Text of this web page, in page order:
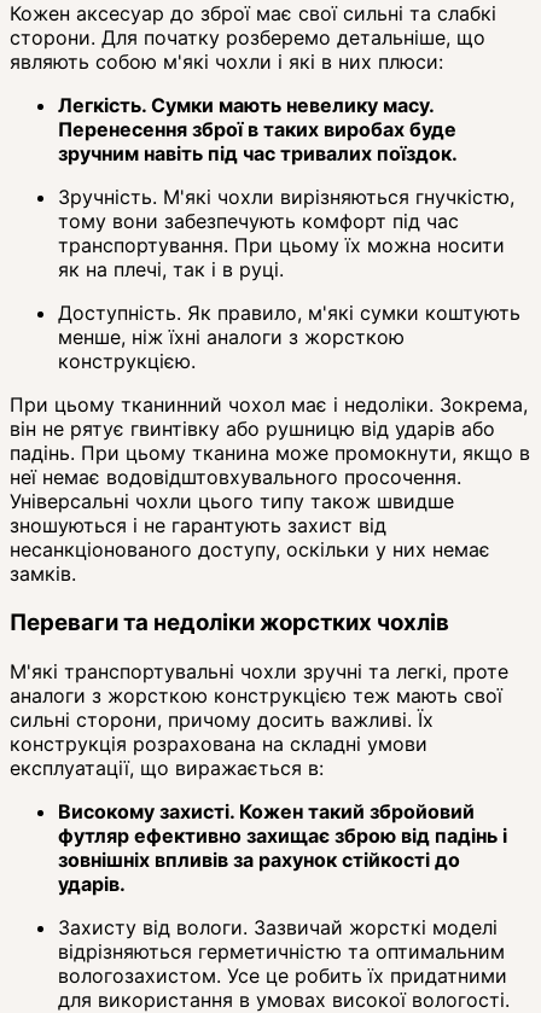
Кожен аксесуар до зброї має свої сильні та слабкі
сторони. Для початку розберемо детальніше, що
являють собою м'які чохли і які в них плюси:
Легкість. Сумки мають невелику масу.
Перенесення зброї в таких виробах буде
зручним навіть під час тривалих поїздок.
Зручність. М'які чохли вирізняються гнучкістю,
тому вони забезпечують комфорт під час
транспортування. При цьому їх можна носити
як на плечі, так і в руці.
Доступність. Як правило, м'які сумки коштують
менше, ніж їхні аналоги з жорсткою
конструкцією.
При цьому тканинний чохол має і недоліки. Зокрема,
він не рятує гвинтівку або рушницю від ударів або
падінь. При цьому тканина може промокнути, якщо в
неї немає водовідштовхувального просочення.
Універсальні чохли цього типу також швидше
зношуються і не гарантують захист від
несанкціонованого доступу, оскільки у них немає
замків.
Переваги та недоліки жорстких чохлів
М'які транспортувальні чохли зручні та легкі, проте
аналоги з жорсткою конструкцією теж мають свої
сильні сторони, причому досить важливі. Їх
конструкція розрахована на складні умови
експлуатації, що виражається в:
Високому захисті. Кожен такий збройовий
футляр ефективно захищає зброю від падінь і
зовнішніх впливів за рахунок стійкості до
ударів.
Захисту від вологи. Зазвичай жорсткі моделі
відрізняються герметичністю та оптимальним
вологозахистом. Усе це робить їх придатними
для використання в умовах високої вологості.